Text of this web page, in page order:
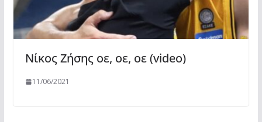
Νίκος Ζήσης οε, οε, οε (video)
11/06/2021